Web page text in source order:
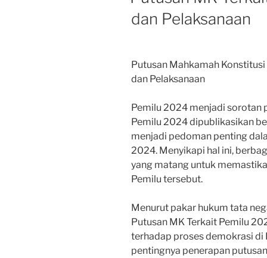
dan Pelaksanaan
Putusan Mahkamah
dan Pelaksanaan
Pemilu 2024 menjadi sorotan
Pemilu 2024 dipublikasikan
menjadi pedoman penting
2024. Menyikapi hal ini,
yang matang untuk
Pemilu tersebut.
Menurut pakar hukum tata
Putusan MK Terkait Pemilu
terhadap proses demokrasi di
pentingnya penerapan